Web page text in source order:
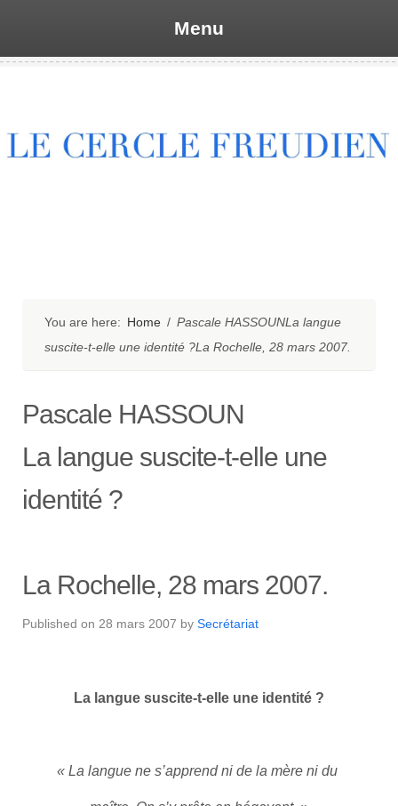
Menu
You are here: Home / Pascale HASSOUNLa langue
suscite-t-elle une identité ?La Rochelle, 28 mars 2007.
Pascale HASSOUN
La langue suscite-t-elle une
identité ?
La Rochelle, 28 mars 2007.
Published on 28 mars 2007 by Secrétariat
La langue suscite-t-elle une identité ?
« La langue ne s’apprend ni de la mère ni du